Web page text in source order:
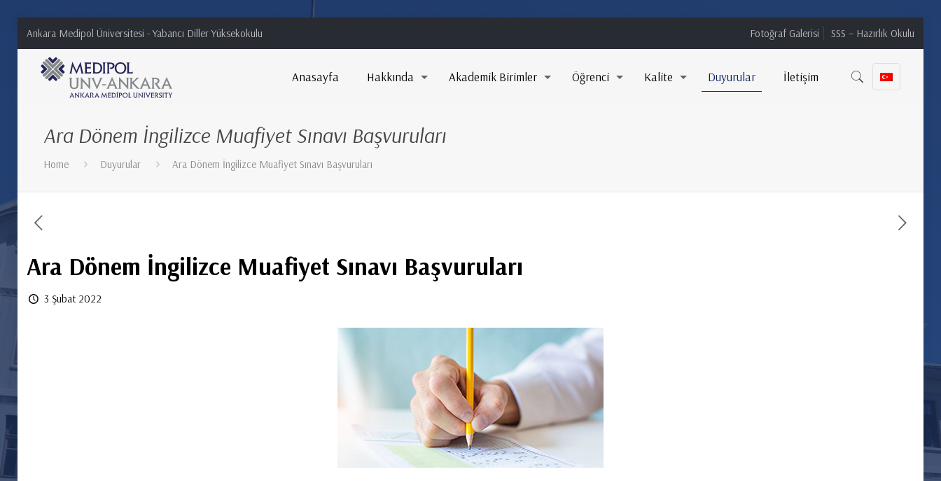
Ankara Medipol Üniversitesi - Yabancı Diller Yüksekokulu Fotoğraf Galerisi SSS – Hazırlık Okulu
Anasayfa Hakkında Akademik Birimler Öğrenci Kalite Duyurular İletişim
Ara Dönem İngilizce Muafiyet Sınavı Başvuruları
Home Duyurular Ara Dönem İngilizce Muafiyet Sınavı Başvuruları
Ara Dönem İngilizce Muafiyet Sınavı Başvuruları
3 Şubat 2022